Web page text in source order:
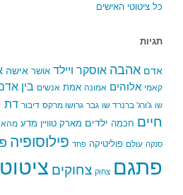
כל ציטוטי האישים
תגיות
אדם אהבה אוסקר ויילד אושר אישה
קאמי אלוהים אמונה אמת אנשים בין
שו ג'ורג' ברנרד שו גבר גרושו מרקס דיבור דת
חיים חכמה ילדים מארק טוויין מדע
סנקה עולם פוליטיקה פחד פילוסופיה
פתגם צחוק צחוקים ציטוט